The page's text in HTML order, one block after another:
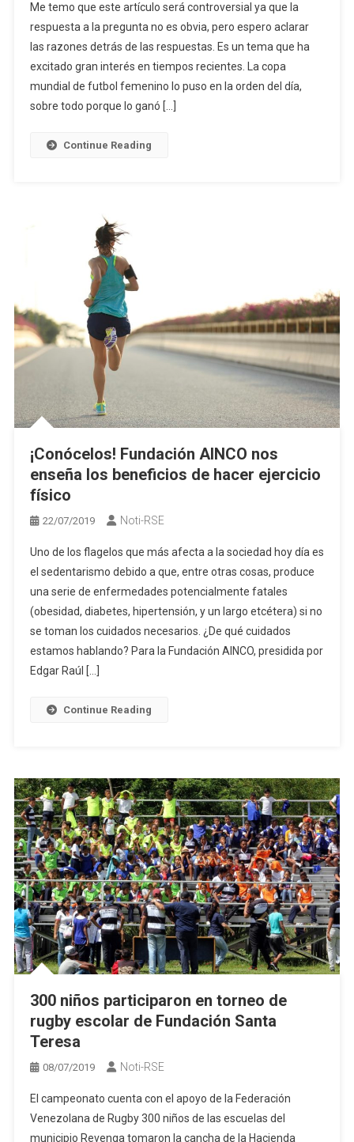
Me temo que este artículo será controversial ya que la
respuesta a la pregunta no es obvia, pero espero aclarar
las razones detrás de las respuestas. Es un tema que ha
excitado gran interés en tiempos recientes. La copa
mundial de futbol femenino lo puso en la orden del día,
sobre todo porque lo ganó […]
Continue Reading
¡Conócelos! Fundación AINCO nos
enseña los beneficios de hacer ejercicio
físico
22/07/2019 Noti-RSE
Uno de los flagelos que más afecta a la sociedad hoy día es
el sedentarismo debido a que, entre otras cosas, produce
una serie de enfermedades potencialmente fatales
(obesidad, diabetes, hipertensión, y un largo etcétera) si no
se toman los cuidados necesarios. ¿De qué cuidados
estamos hablando? Para la Fundación AINCO, presidida por
Edgar Raúl […]
Continue Reading
300 niños participaron en torneo de
rugby escolar de Fundación Santa
Teresa
08/07/2019 Noti-RSE
El campeonato cuenta con el apoyo de la Federación
Venezolana de Rugby 300 niños de las escuelas del
municipio Revenga tomaron la cancha de la Hacienda